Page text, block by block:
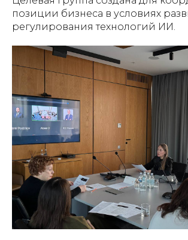
позиции бизнеса в условиях
регулирования технологий ИИ.